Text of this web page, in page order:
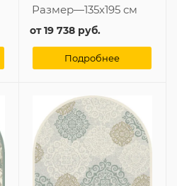
Размер—135x195 см
от19 738 руб.
Подробнее